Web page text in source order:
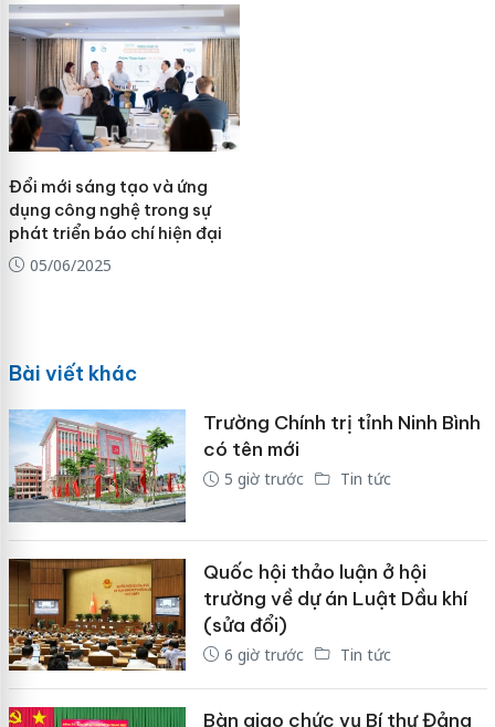
Đổi mới sáng tạo và ứng
dụng công nghệ trong sự
phát triển báo chí hiện đại
05/06/2025
Bài viết khác
Trường Chính trị tỉnh Ninh Bình
có tên mới
5 giờ trước Tin tức
Quốc hội thảo luận ở hội
trường về dự án Luật Dầu khí
(sửa đổi)
6 giờ trước Tin tức
Bàn giao chức vụ Bí thư Đảng